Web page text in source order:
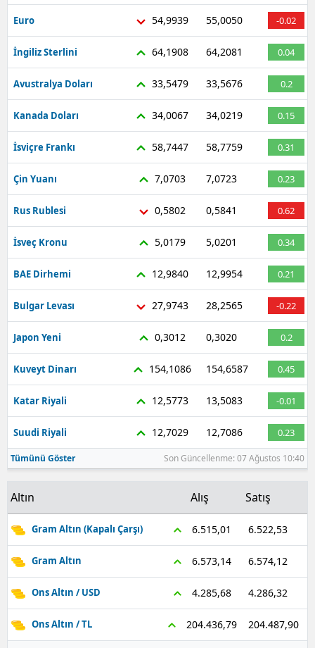
Isparta
Mersin
İstanbul
Kars
Kastamonu
Kayseri
Kırklareli
Kırşehir
Kocaeli
Kütahya
Malatya
Manisa
Kahramanmaraş
Mardin
Muğla
Nevşehir
Niğde
Rize
Sakarya
Euro 54,9939 55,0050 -0.02
İngiliz Sterlini 64,1908 64,2081 0.04
Avustralya Doları 33,5479 33,5676 0.2
Kanada Doları 34,0067 34,0219 0.15
İsviçre Frankı 58,7447 58,7759 0.31
Çin Yuanı 7,0703 7,0723 0.23
Rus Rublesi 0,5802 0,5841 0.62
İsveç Kronu 5,0179 5,0201 0.34
BAE Dirhemi 12,9840 12,9954 0.21
Bulgar Levası 27,9743 28,2565 -0.22
Japon Yeni 0,3012 0,3020 0.2
Kuveyt Dinarı 154,1086 154,6587 0.45
Katar Riyali 12,5773 13,5083 -0.01
Suudi Riyali 12,7029 12,7086 0.23
Tümünü Göster Son Güncellenme: 07 Ağustos 10:40
Altın Alış Satış
Gram Altın (Kapalı Çarşı) 6.515,01 6.522,53
Gram Altın 6.573,14 6.574,12
Ons Altın / USD 4.285,68 4.286,32
Ons Altın / TL 204.436,79 204.487,90